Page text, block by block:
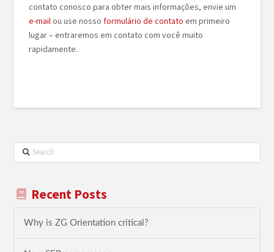
contato conosco para obter mais informações, envie um
e-mailou use nossoformulário de contato em primeiro
lugar – entraremos em contato com você muito
rapidamente.
Search
Recent Posts
Why is ZG Orientation critical?